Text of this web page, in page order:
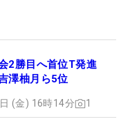
2勝目へ首位T発進
澤柚月ら5位
(金) 16時14分 1